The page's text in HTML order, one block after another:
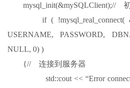
mysql_init(&mySQLClient);//
if ( !mysql_real_connect(
USERNAME, PASSWORD,
NULL, 0) )
{// 连接到服务器
std::cout << “Error connection